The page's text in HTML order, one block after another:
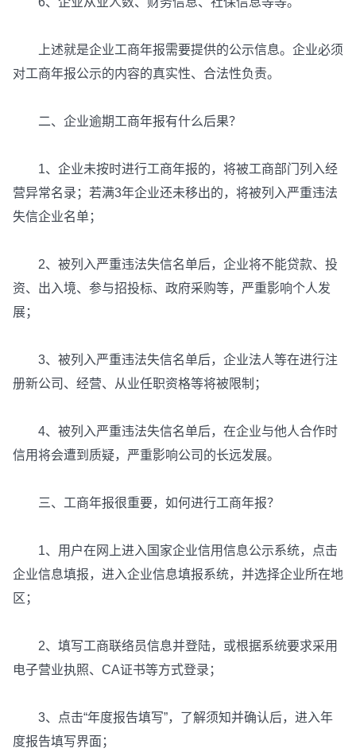
上述就是企业工商年报需要提供的公示信息。企业必须
对工商年报公示的内容的真实性、合法性负责。
二、企业逾期工商年报有什么后果？
1、企业未按时进行工商年报的，将被工商部门列入经
营异常名录；若满3年企业还未移出的，将被列入严重违法
失信企业名单；
2、被列入严重违法失信名单后，企业将不能贷款、投
资、出入境、参与招投标、政府采购等，严重影响个人发
展；
3、被列入严重违法失信名单后，企业法人等在进行注
册新公司、经营、从业任职资格等将被限制；
4、被列入严重违法失信名单后，在企业与他人合作时
信用将会遭到质疑，严重影响公司的长远发展。
三、工商年报很重要，如何进行工商年报？
1、用户在网上进入国家企业信用信息公示系统，点击
企业信息填报，进入企业信息填报系统，并选择企业所在地
区；
2、填写工商联络员信息并登陆，或根据系统要求采用
电子营业执照、CA证书等方式登录；
3、点击“年度报告填写”，了解须知并确认后，进入年
度报告填写界面；